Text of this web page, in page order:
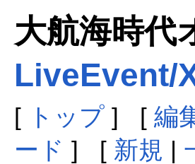
大航海時代
LiveEvent/
[ トップ] [ 編
ード ] [ 新規 |